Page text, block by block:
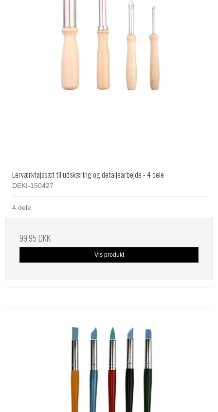
Lerværktøjssæt til udskæring og detaljearbejde - 4 dele
DEKI-150427
4 dele
99,95 DKK
Vis produkt